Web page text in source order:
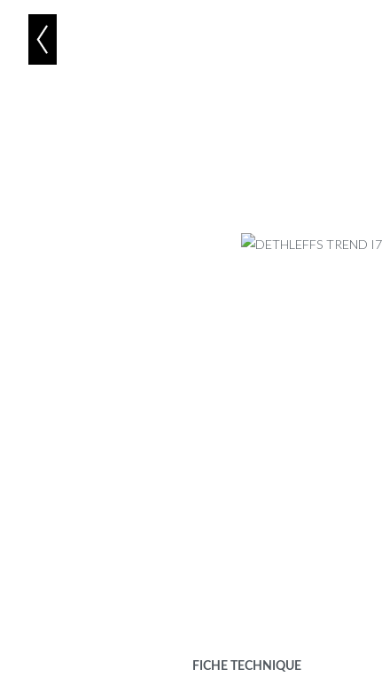
FICHE TECHNIQUE